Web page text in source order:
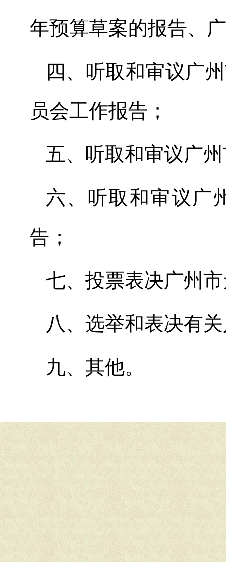
年预算草案的报告、
四 、 听取和审议广
员会工作报告；
五、 听取和审议广
六、 听取和审议广
告；
七、 投票表决广州
八 、 选举和表决有
九、 其他。